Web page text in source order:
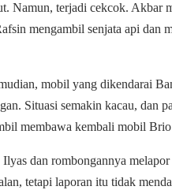
Namun, terjadi cekcok. Akbar
mengambil senjata api dan
mobil yang dikendarai
Situasi semakin kacau, dan
membawa kembali mobil Brio
dan rombongannya
tetapi laporan itu tidak